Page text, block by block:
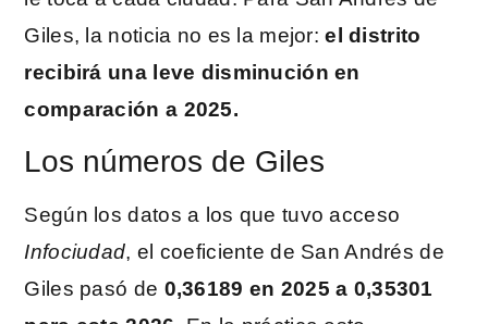
Giles, la noticia no es la mejor:el distrito
recibirá una leve disminución en
comparación a 2025.
Los números de Giles
Según los datos a los que tuvo acceso
Infociudad, el coeficiente de San Andrés de
Giles pasó de 0,36189 en 2025 a 0,35301